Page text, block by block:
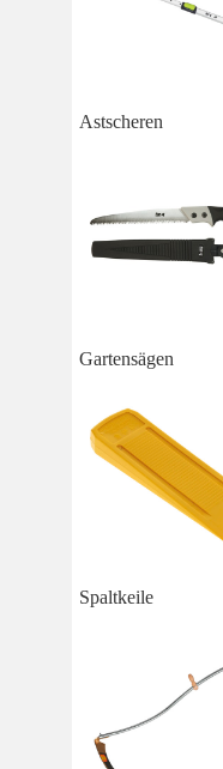
Astscheren
Gartensägen
Spaltkeile